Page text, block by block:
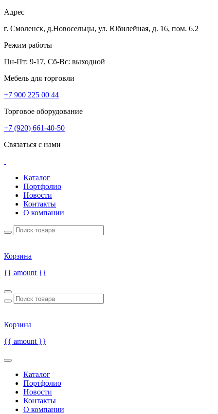
Адрес
г. Смоленск, д.Новосельцы, ул. Юбилейная, д. 16, пом. 6.2
Режим работы
Пн-Пт: 9-17, Сб-Вс: выходной
Мебель для торговли
+7 900 225 00 44
Торговое оборудование
+7 (920) 661-40-50
Связаться с нами
Каталог
Портфолио
Новости
Контакты
О компании
Корзина
{{ amount }}
Корзина
{{ amount }}
Каталог
Портфолио
Новости
Контакты
О компании